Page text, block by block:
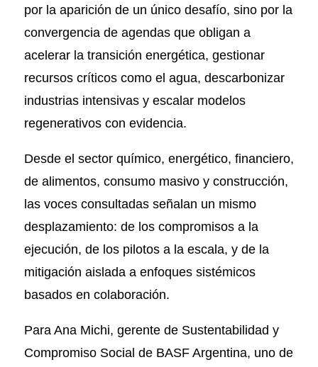
por la aparición de un único desafío, sino por la
convergencia de agendas que obligan a
acelerar la transición energética, gestionar
recursos críticos como el agua, descarbonizar
industrias intensivas y escalar modelos
regenerativos con evidencia.
Desde el sector químico, energético, financiero,
de alimentos, consumo masivo y construcción,
las voces consultadas señalan un mismo
desplazamiento: de los compromisos a la
ejecución, de los pilotos a la escala, y de la
mitigación aislada a enfoques sistémicos
basados en colaboración.
Para Ana Michi, gerente de Sustentabilidad y
Compromiso Social de BASF Argentina, uno de